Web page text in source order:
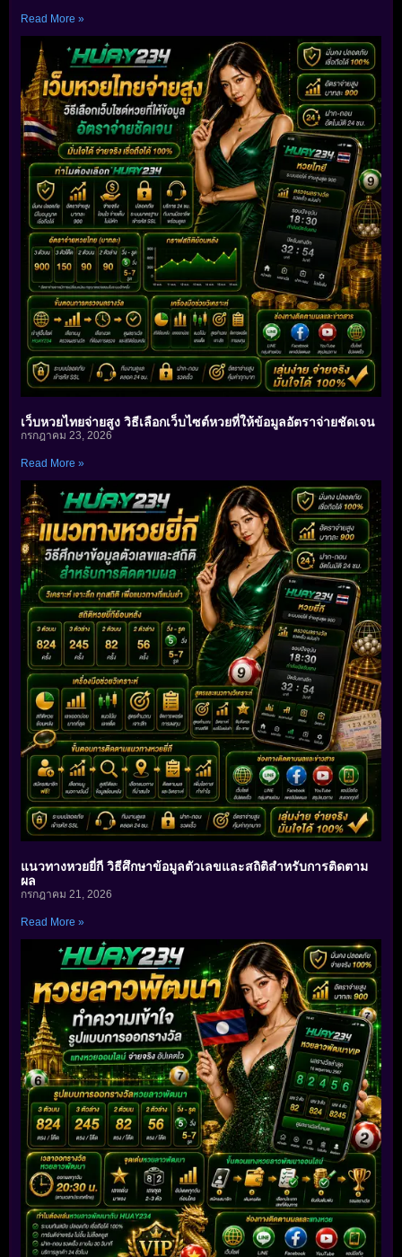
Read More »
เว็บหวยไทยจ่ายสูง วิธีเลือกเว็บไซต์หวยที่ให้ข้อมูลอัตราจ่ายชัดเจน
กรกฎาคม 23, 2026
Read More »
แนวทางหวยยี่กี วิธีศึกษาข้อมูลตัวเลขและสถิติสำหรับการติดตาม
ผล
กรกฎาคม 21, 2026
Read More »